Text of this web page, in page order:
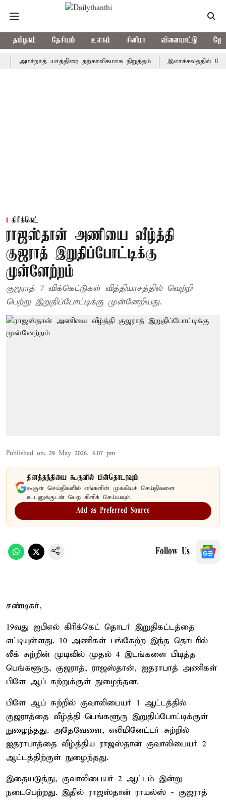
தமிழகம் தேசியம் உலகம் சினிமா விளையாட்டு
யாத்திரை தற்காலிகமாக நிறுத்தம் இமாச்சலத்தில் பேருந்து
கிரிக்கெட்
ராஜஸ்தான் அணியை வீழ்த்தி
குஜராத் இறுதிப்போட்டிக்கு
முன்னேற்றம்
குஜராத் 7 விக்கெட்டுகள் வித்தியாசத்தில் வெற்றி
பெற்று இறுதிப்போட்டிக்கு முன்னேறியது.
Published on: 29 May 2026, 6:07 pm
தினத்தந்தியை கூகுளில் பின்தொடரவும்
கூகுள் செய்திகளில் எங்களின் முக்கியச் செய்திகளை
உடனுக்குடன் பெற கிளிக் செய்யவும்.
Add as Preferred Source
Follow Us
சண்டிகர்,
19வது ஐபிஎல் கிரிக்கெட் தொடர் இறுதிகட்டத்தை
எட்டியுள்ளது. 10 அணிகள் பங்கேற்ற இந்த தொடரில்
லீக் சுற்றின் முடிவில் முதல் 4 இடங்களை பிடித்த
பெங்களூரு, குஜராத், ராஜஸ்தான், ஐதராபாத் அணிகள்
பிளே ஆப் சுற்றுக்குள் நுழைந்தன.
பிளே ஆப் சுற்றில் குவாலிபையர் 1 ஆட்டத்தில்
குஜராத்தை வீழ்த்தி பெங்களூரு இறுதிப்போட்டிக்குள்
நுழைந்தது. அதேவேளை, எலிமினேட்டர் சுற்றில்
ஐதராபாத்தை வீழ்த்திய ராஜஸ்தான் குவாலிபையர் 2
ஆட்டத்திற்குள் நுழைந்தது.
இதையடுத்து, குவாலிபையர் 2 ஆட்டம் இன்று
நடைபெற்றது. இதில் ராஜஸ்தான் ராயல்ஸ் - குஜராத்